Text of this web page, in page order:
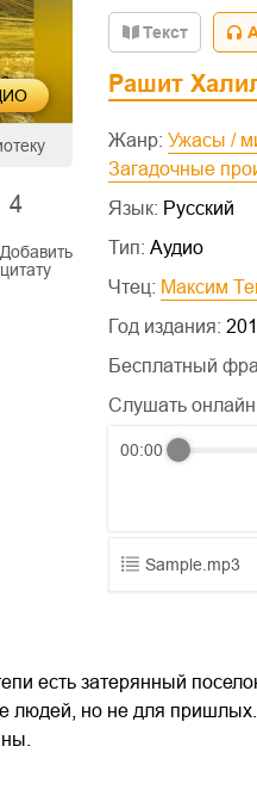
4
Добавить
цитату
Текст
Рашит
Жанр: Ужасы /
Загадочные
Язык: Русский
Тип: Аудио
Чтец:
Максим
Год издания:
Бесплатный
Слушать онлайн
00:00
Sample.mp3
03.mp3
есть затерянный
людей, но не для пришлых.